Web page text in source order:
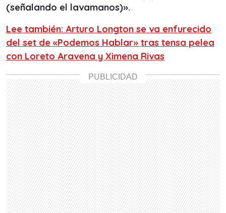
(señalando el lavamanos)».
Lee también: Arturo Longton se va enfurecido
del set de «Podemos Hablar» tras tensa pelea
con Loreto Aravena y Ximena Rivas